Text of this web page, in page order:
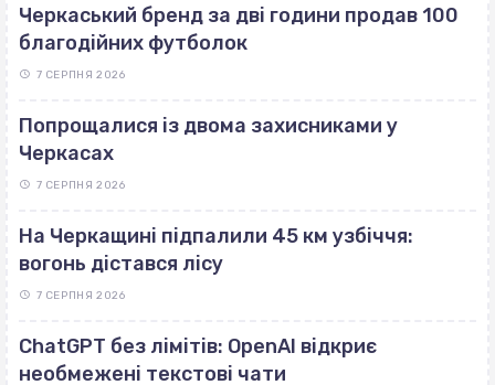
Черкаський бренд за дві години продав 100
благодійних футболок
7 СЕРПНЯ 2026
Попрощалися із двома захисниками у
Черкасах
7 СЕРПНЯ 2026
На Черкащині підпалили 45 км узбіччя:
вогонь дістався лісу
7 СЕРПНЯ 2026
ChatGPT без лімітів: OpenAI відкриє
необмежені текстові чати